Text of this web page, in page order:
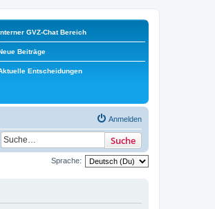
GVZ-Chat Bereich
Beiträge
Entscheidungen
Anmelden
Suche
Sprache: